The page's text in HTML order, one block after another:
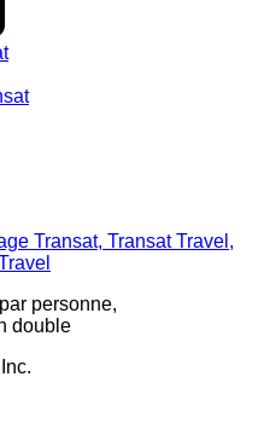
Transat, Transat Travel,
personne,
double